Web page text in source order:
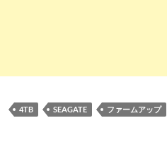
4TB SEAGATE ファームアップ